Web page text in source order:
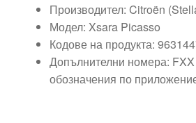
Производител: Citroën
Модел: Xsara Picasso
Кодове на продукта:
Допълнителни номера:
обозначения по